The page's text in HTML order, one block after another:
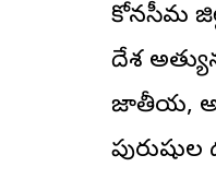
కోనసీమ
దేశ
జాతీయ,